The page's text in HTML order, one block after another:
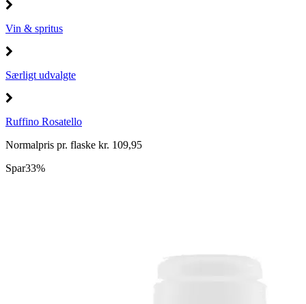
Vin & spritus
Særligt udvalgte
Ruffino Rosatello
Normalpris pr. flaske kr. 109,95
Spar33%